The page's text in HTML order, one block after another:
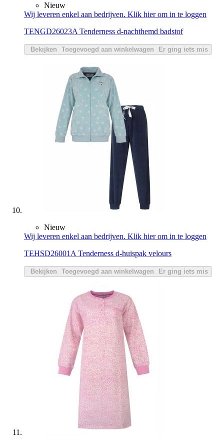
Nieuw
Wij leveren enkel aan bedrijven. Klik hier om in te loggen
TENGD26023A Tenderness d-nachthemd badstof
Bekijken Toegevoegd aan winkelwagen Er ging iets mis
Nieuw
Wij leveren enkel aan bedrijven. Klik hier om in te loggen
TEHSD26001A Tenderness d-huispak velours
Bekijken Toegevoegd aan winkelwagen Er ging iets mis